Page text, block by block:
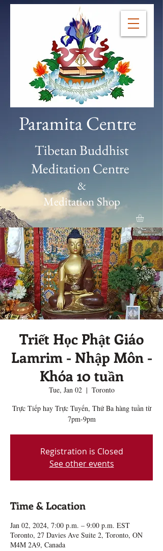
Paramita Centre
Tibetan Buddhist
Meditation Centre
&
Meditation Shop
Triết Học Phật Giáo
Lamrim - Nhập Môn -
Khóa 10 tuần
Tue, Jan 02
  |
Toronto
Trực Tiếp hay Trực Tuyến, Thứ Ba hàng tuần từ
7pm-9pm
Registration is Closed
See other events
Time & Location
Jan 02, 2024, 7:00 p.m. – 9:00 p.m. EST
Toronto, 27 Davies Ave Suite 2, Toronto, ON
M4M 2A9, Canada